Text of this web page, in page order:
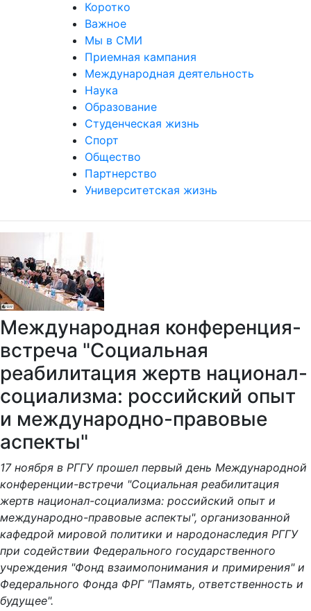
Коротко
Важное
Мы в СМИ
Приемная кампания
Международная деятельность
Наука
Образование
Студенческая жизнь
Спорт
Общество
Партнерство
Университетская жизнь
Международная конференция-
встреча "Социальная
реабилитация жертв национал-
социализма: российский опыт
и международно-правовые
аспекты"
17 ноября в РГГУ прошел первый день Международной
конференции-встречи "Социальная реабилитация
жертв национал-социализма: российский опыт и
международно-правовые аспекты", организованной
кафедрой мировой политики и народонаследия РГГУ
при содействии Федерального государственного
учреждения "Фонд взаимопонимания и примирения" и
Федерального Фонда ФРГ "Память, ответственность и
будущее".